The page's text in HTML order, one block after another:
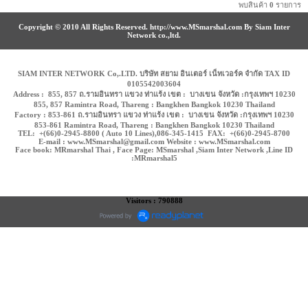
พบสินค้า 0 รายการ
Copyright © 2010 All Rights Reserved. http://www.MSmarshal.com By Siam Inter
Network co.,ltd.
SIAM INTER NETWORK Co,.LTD. บริษัท สยาม อินเตอร์ เน็ทเวอร์ค จำกัด TAX ID
0105542003604
Address : 855, 857 ถ.รามอินทรา แขวง ท่าแร้ง เขต : บางเขน จังหวัด :กรุงเทพฯ 10230
855, 857 Ramintra Road, Thareng : Bangkhen Bangkok 10230 Thailand
Factory : 853-861 ถ.รามอินทรา แขวง ท่าแร้ง เขต : บางเขน จังหวัด :กรุงเทพฯ 10230
853-861 Ramintra Road, Thareng : Bangkhen Bangkok 10230 Thailand
TEL: +(66)0-2945-8800 ( Auto 10 Lines),086-345-1415 FAX: +(66)0-2945-8700
E-mail : www.MSmarshal@gmail.com Website : www.MSmarshal.com
Face book: MRmarshal Thai , Face Page: MSmarshal ,Siam Inter Network ,Line ID
:MRmarshal5
Visitors : 790888